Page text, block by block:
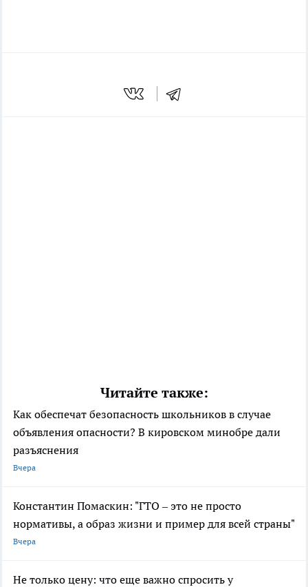
Читайте также:
Как обеспечат безопасность школьников в случае
объявления опасности? В кировском минобре дали
разъяснения
Вчера
Константин Помаскин: "ГТО – это не просто
нормативы, а образ жизни и пример для всей страны"
Вчера
Не только цену: что еще важно спросить у